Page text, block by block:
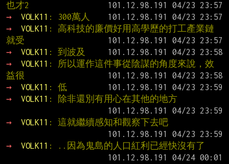
也才2
→
VOLK11 : 300萬人
→
VOLK11 : 高科技的廉價好用高學歷的打工產業鏈
就受
→
VOLK11 : 到波及
→
VOLK11 : 所以運作這件事從陰謀的角度來說，效
益很
→
VOLK11 : 低
→
VOLK11 : 除非還別有用心在其他的地方
→
VOLK11 : 這就繼續感知和觀察下去吧
→
VOLK11 : ..因為鬼島的人口紅利已經快沒有了